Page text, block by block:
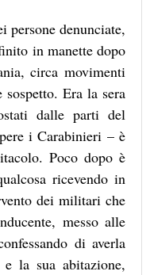
persone denunciate,
in manette dopo
circa movimenti
Era la sera
dalle parti del
i Carabinieri – è
Poco dopo è
ricevendo in
dei militari che
messo alle
di averla
la sua abitazione,